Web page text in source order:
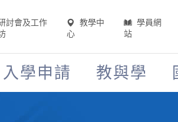
討會及工作
教學中
心
學員網
站
入學申請 教與學